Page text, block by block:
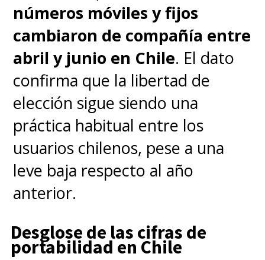
mayor comodidad, permite
hasta 2,5 horas de reproducción
de video.
Pero fíjense que este Galaxy
XR no solo destaca por su
hardware, sino también por su
integración con aplicaciones
como Google Maps, YouTube,
Google Photos y funciones
como Circle to Search, que
números móviles y fijos
cambiaron de compañía entre
abril y junio en Chile. El dato
confirma que la libertad de
elección sigue siendo una
práctica habitual entre los
usuarios chilenos, pese a una
leve baja respecto al año
anterior.
Desglose de las cifras de
portabilidad en Chile